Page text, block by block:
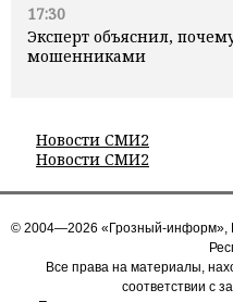
17:30
Эксперт объяснил,
мошенниками
Новости СМИ2
Новости СМИ2
© 2004—2026 «Грозный-информ»,
Все права на материалы,
соответствии с